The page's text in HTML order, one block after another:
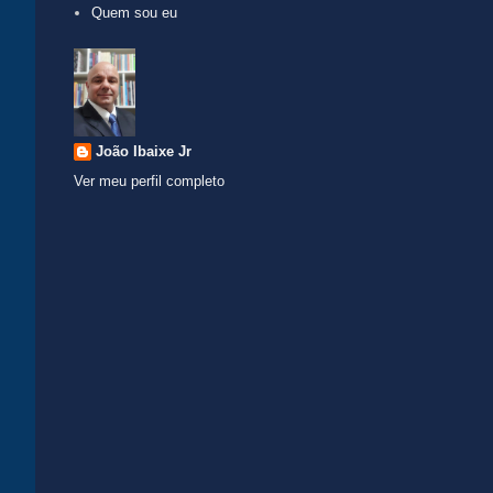
Quem sou eu
João Ibaixe Jr
Ver meu perfil completo